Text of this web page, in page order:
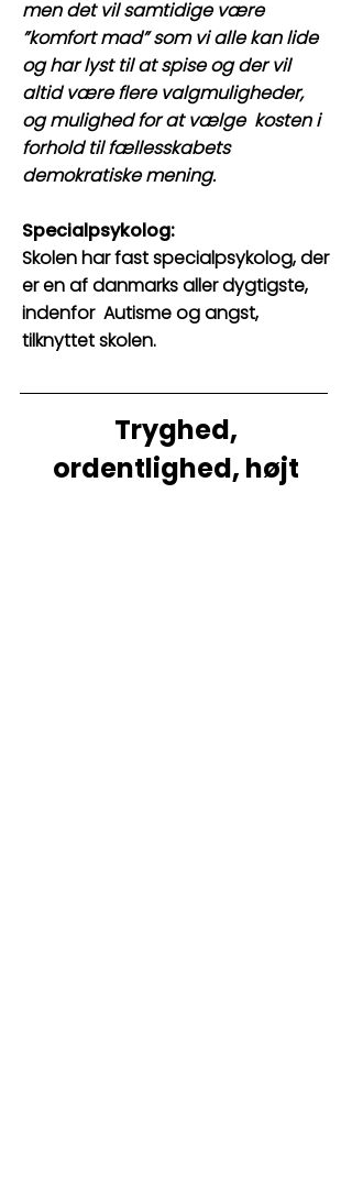
men det vil samtidige være
”komfort mad” som vi alle kan lide
og har lyst til at spise og der vil
altid være flere valgmuligheder,
og mulighed for at vælge kosten i
forhold til fællesskabets
demokratiske mening. ​
Specialpsykolog: ​
Skolen har fast specialpsykolog, der
er en af danmarks aller dygtigste,
indenfor Autisme og angst,
tilknyttet skolen.​
Tryghed,
ordentlighed, højt